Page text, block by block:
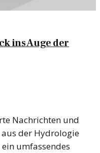
ins Auge der
Nachrichten und
der Hydrologie
umfassendes